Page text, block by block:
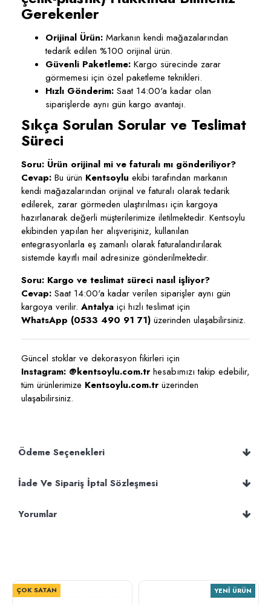
Gerekenler
Orijinal Ürün: Markanın kendi mağazalarından
tedarik edilen %100 orijinal ürün.
Güvenli Paketleme: Kargo sürecinde zarar
görmemesi için özel paketleme teknikleri.
Hızlı Gönderim: Saat 14:00'a kadar olan
siparişlerde aynı gün kargo avantajı.
Sıkça Sorulan Sorular ve Teslimat
Süreci
Soru: Ürün orijinal mi ve faturalı mı gönderiliyor?
Cevap: Bu ürün Kentsoylu ekibi tarafından markanın
kendi mağazalarından orijinal ve faturalı olarak tedarik
edilerek, zarar görmeden ulaştırılması için kargoya
hazırlanarak değerli müşterilerimize iletilmektedir. Kentsoylu
ekibinden yapılan her alışverişiniz, kullanılan
entegrasyonlarla eş zamanlı olarak faturalandırılarak
sistemde kayıtlı mail adresinize gönderilmektedir.
Soru: Kargo ve teslimat süreci nasıl işliyor?
Cevap: Saat 14:00'a kadar verilen siparişler aynı gün
kargoya verilir. Antalya içi hızlı teslimat için
WhatsApp (0533 490 91 71) üzerinden ulaşabilirsiniz.
Güncel stoklar ve dekorasyon fikirleri için
Instagram: @kentsoylu.com.trhesabımızı takip edebilir,
tüm ürünlerimize Kentsoylu.com.trüzerinden
ulaşabilirsiniz.
Ödeme Seçenekleri
İade Ve Sipariş İptal Sözleşmesi
Yorumlar
ÇOK SATAN YENI ÜRÜN